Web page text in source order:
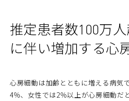
推定患者数100万
に伴い増加する心
心房細動は加齢とともに増える病気
4％、女性では2％以上が心房細動だ